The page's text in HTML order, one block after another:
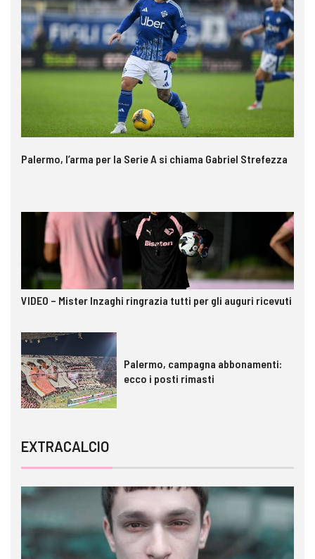
Palermo, l’arma per la Serie A si chiama Gabriel Strefezza
VIDEO – Mister Inzaghi ringrazia tutti per gli auguri ricevuti
Palermo, campagna abbonamenti:
ecco i posti rimasti
EXTRACALCIO